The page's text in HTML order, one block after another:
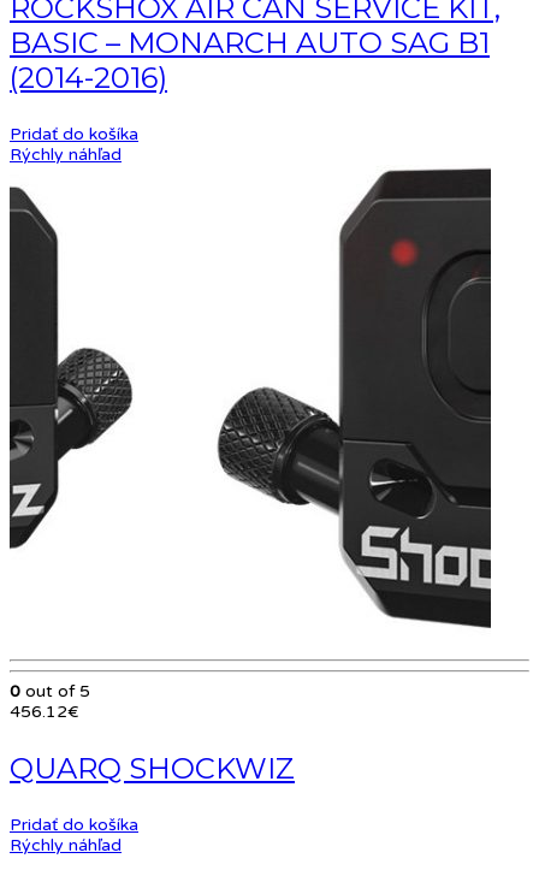
ROCKSHOX AIR CAN SERVICE KIT,
BASIC – MONARCH AUTO SAG B1
(2014-2016)
Pridať do košíka
Rýchly náhľad
0 out of 5
456.12€
QUARQ SHOCKWIZ
Pridať do košíka
Rýchly náhľad